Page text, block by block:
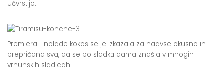
učvrstijo.
Premiera Linolade kokos se je izkazala za nadvse okusno in
prepričana sva, da se bo sladka dama znašla v mnogih
vrhunskih sladicah.